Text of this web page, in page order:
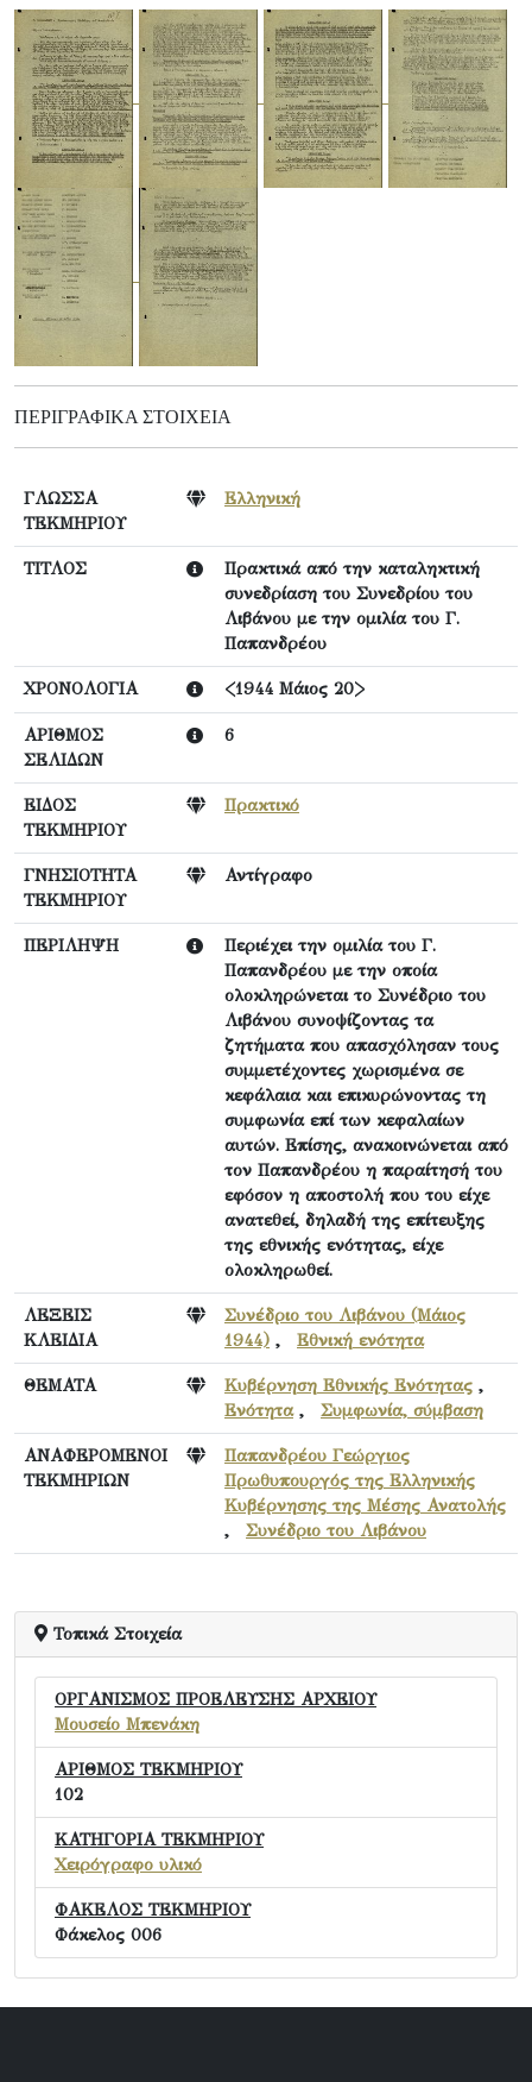
ΠΕΡΙΓΡΑΦΙΚΆ ΣΤΟΙΧΕΊΑ
ΓΛΩΣΣΑ
ΤΕΚΜΗΡΙΟΥ
Ελληνική
ΤΙΤΛΟΣ
Πρακτικά από την καταληκτική
συνεδρίαση του Συνεδρίου του
Λιβάνου με την ομιλία του Γ.
Παπανδρέου
ΧΡΟΝΟΛΟΓΙΑ <1944 Μάιος 20>
ΑΡΙΘΜΟΣ
ΣΕΛΙΔΩΝ
6
ΕΙΔΟΣ
ΤΕΚΜΗΡΙΟΥ
Πρακτικό
ΓΝΗΣΙΟΤΗΤΑ
ΤΕΚΜΗΡΙΟΥ
Αντίγραφο
ΠΕΡΙΛΗΨΗ
Περιέχει την ομιλία του Γ.
Παπανδρέου με την οποία
ολοκληρώνεται το Συνέδριο του
Λιβάνου συνοψίζοντας τα
ζητήματα που απασχόλησαν τους
συμμετέχοντες χωρισμένα σε
κεφάλαια και επικυρώνοντας τη
συμφωνία επί των κεφαλαίων
αυτών. Επίσης, ανακοινώνεται από
τον Παπανδρέου η παραίτησή του
εφόσον η αποστολή που του είχε
ανατεθεί, δηλαδή της επίτευξης
της εθνικής ενότητας, είχε
ολοκληρωθεί.
ΛΕΞΕΙΣ
ΚΛΕΙΔΙΑ
Συνέδριο του Λιβάνου (Μάιος
1944) , Εθνική ενότητα
ΘΕΜΑΤΑ Κυβέρνηση Εθνικής Ενότητας ,
Ενότητα, Συμφωνία, σύμβαση
ΑΝΑΦΕΡΟΜΕΝΟΙ
ΤΕΚΜΗΡΙΩΝ
Παπανδρέου Γεώργιος
Πρωθυπουργός της Ελληνικής
Κυβέρνησης της Μέσης Ανατολής
, Συνέδριο του Λιβάνου
Τοπικά Στοιχεία
ΟΡΓΑΝΙΣΜΟΣ ΠΡΟΕΛΕΥΣΗΣ ΑΡΧΕΙΟΥ
Μουσείο Μπενάκη
ΑΡΙΘΜΟΣ ΤΕΚΜΗΡΙΟΥ
102
ΚΑΤΗΓΟΡΙΑ ΤΕΚΜΗΡΙΟΥ
Χειρόγραφο υλικό
ΦΑΚΕΛΟΣ ΤΕΚΜΗΡΙΟΥ
Φάκελος 006